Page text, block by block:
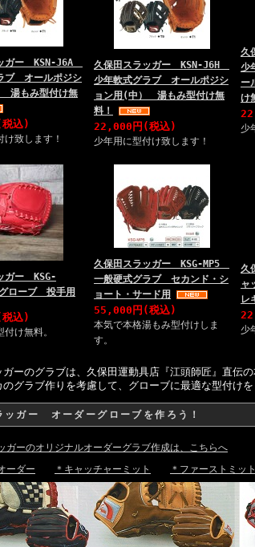
ガー KSN-J6A
ブ オールポジシ
湯もみ型付け無
込)
け致します！
久保田スラッガー KSN-J6H
少年軟式グラブ オールポジシ
ョン用(中） 湯もみ型付け無
料！
22,000円(税込)
少年用に型付け致します！
久
少
ー
け
少
ガー KSG-
ローブ 投手用
込)
け無料。
久保田スラッガー KSG-MP5
一般硬式グラブ セカンド・シ
ョート・サード用
55,000円(税込)
本気で本格湯もみ型付けしま
す。
久
ャ
レ
少
ガーのグラブは、久保田運動具店『江頭師匠』直伝
のグラブ作りを考慮して、グローブに最適な型付けを
ッガー オーダーグローブを作ろう！
ガーのオリジナルオーダーグラブ作成は、こちらへ
ーダー
＊キャッチャーミット ＊ファーストミット